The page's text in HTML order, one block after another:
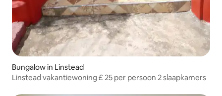
Bungalow in Linstead
Linstead vakantiewoning £ 25 per persoon 2 slaapkamers